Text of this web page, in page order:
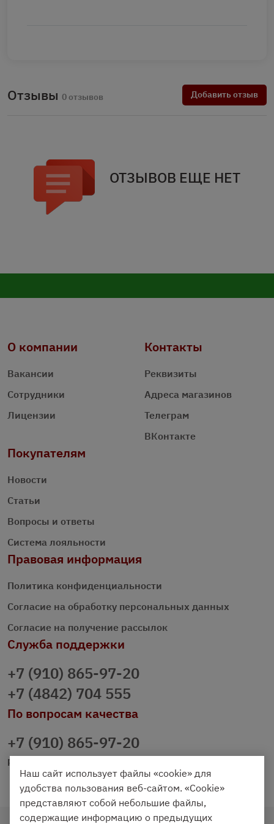
Отзывы 0 отзывов Добавить отзыв
ОТЗЫВОВ ЕЩЕ НЕТ
О компании
Вакансии
Сотрудники
Лицензии
Контакты
Реквизиты
Адреса магазинов
Телеграм
ВКонтакте
Покупателям
Новости
Статьи
Вопросы и ответы
Система лояльности
Правовая информация
Политика конфиденциальности
Согласие на обработку персональных данных
Согласие на получение рассылок
Служба поддержки
+7 (910) 865-97-20
+7 (4842) 704 555
По вопросам качества
+7 (910) 865-97-20
prazdnichniy40@palmi.ru
Наш сайт использует файлы «cookie» для
удобства пользования веб-сайтом. «Cookie»
представляют собой небольшие файлы,
содержащие информацию о предыдущих